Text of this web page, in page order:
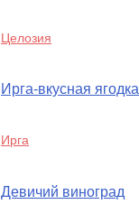
Целозия
Ирга-вкусная ягодка
Ирга
Девичий виноград